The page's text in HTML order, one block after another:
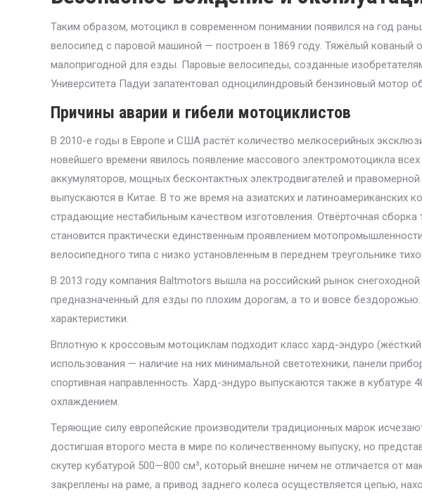
Таким образом, мотоцикл в современном понимании появился на год
велосипед с паровой машиной — построен в 1869 году. Тяжёлый кованый
малопригодной для езды. Паровые велосипеды, созданные
Университета Падуи запатентовал одноцилиндровый бензиновый
Причины аварии и гибели мотоциклистов
В 2010-е годы в Европе и США растёт количество мелкосерийных
новейшего времени явилось появление массового электромотоцикла
аккумуляторов, мощных бесконтактных электродвигателей и
выпускаются в Китае. В то же время на азиатских и
страдающие нестабильным качеством изготовления. Отвёрточная
становится практически единственным проявлением
велосипедного типа с низко установленным в переднем треугольнике
В 2013 году компания Baltmotors вышла на российский рынок
предназначенный для езды по плохим дорогам, а то и вовсе
характеристики.
Вплотную к кроссовым мотоциклам подходит класс хард-эндуро
использования — наличие на них минимальной светотехники, панели
спортивная направленность. Хард-эндуро выпускаются также в
охлаждением.
Теряющие силу европейские производители традиционных марок
достигшая второго места в мире по количественному выпуску, но
скутер кубатурой 500—800 см³, который внешне ничем не отличается от
закреплены на раме, а привод заднего колеса осуществляется цепью,